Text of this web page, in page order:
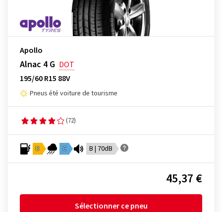
Apollo
Alnac 4 G DOT
195/60 R15 88V
Pneus été voiture de tourisme
(72)
D C B | 70dB
45,37 €
Sélectionner ce pneu